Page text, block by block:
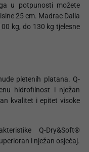
u potpunosti možete
25 cm. Madrac Dalia
kg, do 130 kg tjelesne
pletenih platana. Q-
hidrofilnost i nježan
kvalitet i epitet visoke
Q-Dry&Soft®
i nježan osjećaj.